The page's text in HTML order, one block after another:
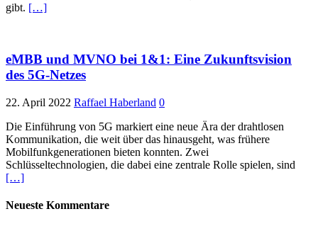
gibt. […]
eMBB und MVNO bei 1&1: Eine Zukunftsvision
des 5G-Netzes
22. April 2022 Raffael Haberland 0
Die Einführung von 5G markiert eine neue Ära der drahtlosen
Kommunikation, die weit über das hinausgeht, was frühere
Mobilfunkgenerationen bieten konnten. Zwei
Schlüsseltechnologien, die dabei eine zentrale Rolle spielen, sind
[…]
Neueste Kommentare